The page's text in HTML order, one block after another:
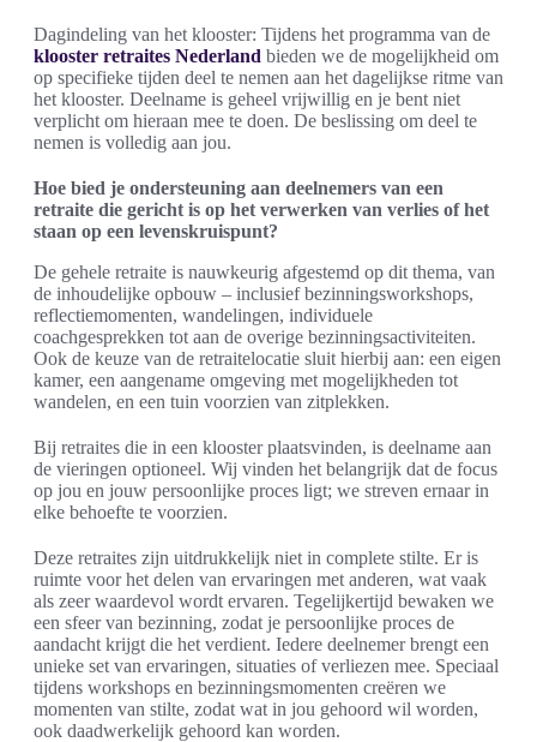
Dagindeling van het klooster: Tijdens het programma van de
klooster retraites Nederland bieden we de mogelijkheid om
op specifieke tijden deel te nemen aan het dagelijkse ritme van
het klooster. Deelname is geheel vrijwillig en je bent niet
verplicht om hieraan mee te doen. De beslissing om deel te
nemen is volledig aan jou.
Hoe bied je ondersteuning aan deelnemers van een
retraite die gericht is op het verwerken van verlies of het
staan op een levenskruispunt?
De gehele retraite is nauwkeurig afgestemd op dit thema, van
de inhoudelijke opbouw – inclusief bezinningsworkshops,
reflectiemomenten, wandelingen, individuele
coachgesprekken tot aan de overige bezinningsactiviteiten.
Ook de keuze van de retraitelocatie sluit hierbij aan: een eigen
kamer, een aangename omgeving met mogelijkheden tot
wandelen, en een tuin voorzien van zitplekken.
Bij retraites die in een klooster plaatsvinden, is deelname aan
de vieringen optioneel. Wij vinden het belangrijk dat de focus
op jou en jouw persoonlijke proces ligt; we streven ernaar in
elke behoefte te voorzien.
Deze retraites zijn uitdrukkelijk niet in complete stilte. Er is
ruimte voor het delen van ervaringen met anderen, wat vaak
als zeer waardevol wordt ervaren. Tegelijkertijd bewaken we
een sfeer van bezinning, zodat je persoonlijke proces de
aandacht krijgt die het verdient. Iedere deelnemer brengt een
unieke set van ervaringen, situaties of verliezen mee. Speciaal
tijdens workshops en bezinningsmomenten creëren we
momenten van stilte, zodat wat in jou gehoord wil worden,
ook daadwerkelijk gehoord kan worden.